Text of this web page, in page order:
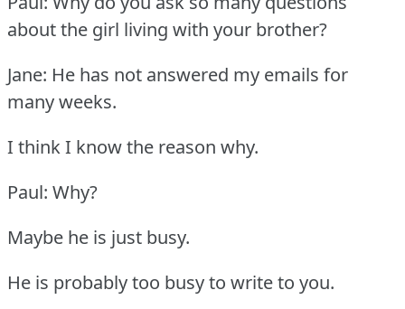
about the girl living with your brother?
Jane: He has not answered my emails for
many weeks.
I think I know the reason why.
Paul: Why?
Maybe he is just busy.
He is probably too busy to write to you.